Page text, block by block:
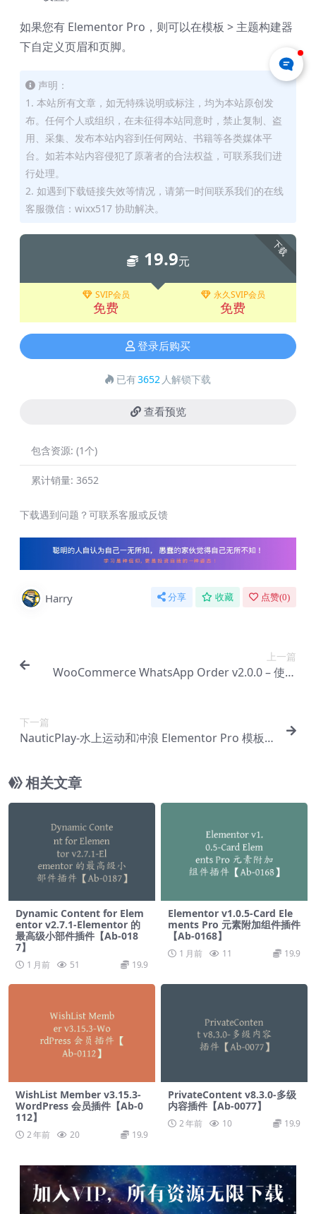
如果您有 Elementor Pro，则可以在模板 > 主题构建器
下自定义页眉和页脚。
声明：
1. 本站所有文章，如无特殊说明或标注，均为本站原创发
布。任何个人或组织，在未征得本站同意时，禁止复制、盗
用、采集、发布本站内容到任何网站、书籍等各类媒体平
台。如若本站内容侵犯了原著者的合法权益，可联系我们进
行处理。
2. 如遇到下载链接失效等情况，请第一时间联系我们的在线
客服微信：wixx517 协助解决。
下载
19.9元
SVIP会员
免费
永久SVIP会员
免费
登录后购买
已有3652 人解锁下载
查看预览
包含资源: (1个)
累计销量: 3652
下载遇到问题？可联系客服或反馈
Harry 分享 收藏 点赞(0)
上一篇
WooCommerce WhatsApp Order v2.0.0 – 使用
下一篇
NauticPlay-水上运动和冲浪 Elementor Pro 模板
相关文章
Dynamic Content for Elem
entor v2.7.1-Elementor 的
最高级小部件插件【Ab-018
7】
1 月前 51 19.9
Elementor v1.0.5-Card Ele
ments Pro 元素附加组件插件
【Ab-0168】
1 月前 11 19.9
WishList Member v3.15.3-
WordPress 会员插件【Ab-0
112】
2 年前 20 19.9
PrivateContent v8.3.0-多级
内容插件【Ab-0077】
2 年前 10 19.9